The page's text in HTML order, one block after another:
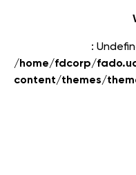
:
/home/fdcorp/
content/themes/